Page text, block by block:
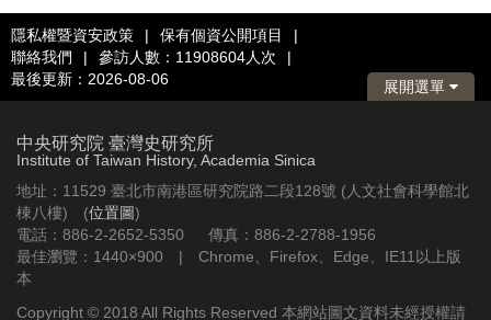
隱私權暨資安政策 | 保有個資公開項目
|
聯絡我們
| 參訪人數：11908604人次
|
最後更新：2026-08-06
展開選單
中央研究院 臺灣史研究所
Institute of Taiwan History, Academia Sinica
地址：11529 臺北市南港區研究院路二段128號 (人文社會科學館北
棟八樓) (位置圖)
電話：886-2-2652-5350 傳真：886-2-2788-1956
最佳瀏覽：1440×900 | Chrome、Firefox、Edge、IE11以上版
本
Copyright © 2018 All Rights Reserved 本網站圖文資料未經授權請